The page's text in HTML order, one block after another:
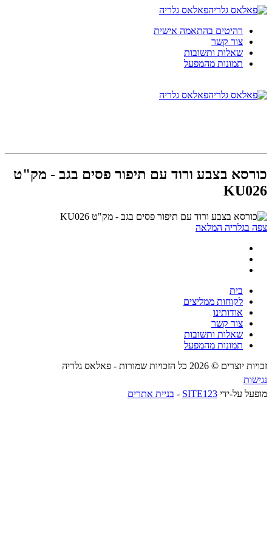
פאלאס גלריה
רהיטים בהתאמה אישית
צור קשר
שאלות ותשובות
תמונות מהמפעל
פאלאס גלריה
כורסא בצבע ורוד עם תיפור פסים בגב - מק"ט
KU026
צפה בגלריה המלאה
בית
לקוחות ממליצים
אודותינו
צור קשר
שאלות ותשובות
תמונות מהמפעל
זכויות יוצרים © 2026 כל הזכויות שמורות -
פאלאס גלריה
נגישות
מופעל על-ידי SITE123
- בניית אתרים